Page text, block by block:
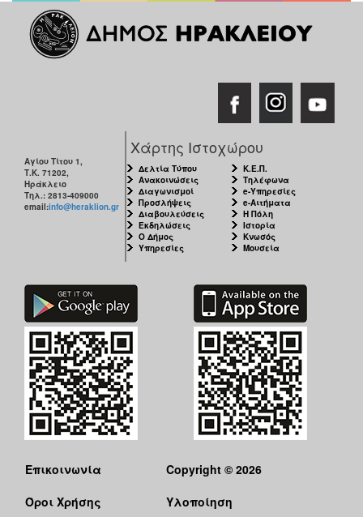
Αγίου Τίτου 1,
Τ.Κ. 71202,
Ηράκλειο
Τηλ.: 2813-409000
email:info@heraklion.gr
Χάρτης Ιστοχώρου
Δελτία Τύπου
Ανακοινώσεις
Διαγωνισμοί
Προσλήψεις
Διαβουλεύσεις
Εκδηλώσεις
Ο Δήμος
Υπηρεσίες
Κ.Ε.Π.
Τηλέφωνα
e-Υπηρεσίες
e-Αιτήματα
Η Πόλη
Ιστορία
Κνωσός
Μουσεία
Επικοινωνία
Όροι Χρήσης
Copyright © 2026
Υλοποίηση